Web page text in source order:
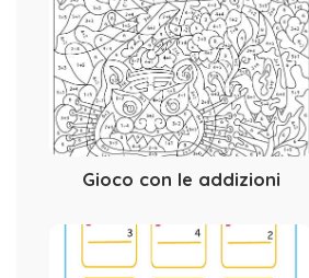
Gioco con le addizioni